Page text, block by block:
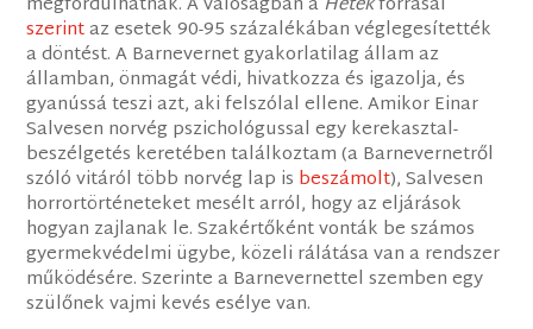
szerintaz esetek 90-95 százalékában véglegesítették
a döntést. A Barnevernet gyakorlatilag állam az
államban, önmagát védi, hivatkozza és igazolja, és
gyanússá teszi azt, aki felszólal ellene. Amikor Einar
Salvesen norvég pszichológussal egy kerekasztal-
beszélgetés keretében találkoztam (a Barnevernetről
szóló vitáról több norvég lap is beszámolt), Salvesen
horrortörténeteket mesélt arról, hogy az eljárások
hogyan zajlanak le. Szakértőként vonták be számos
gyermekvédelmi ügybe, közeli rálátása van a rendszer
működésére. Szerinte a Barnevernettel szemben egy
szülőnek vajmi kevés esélye van.